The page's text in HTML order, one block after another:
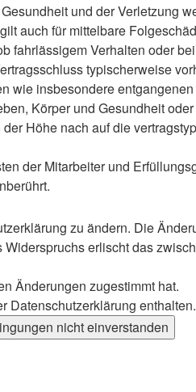
und der Verletzung
auch für mittelbare
Verhalten oder
typischerweise
wie insbesondere
Körper und Gesundheit
Höhe nach auf die
der Mitarbeiter und
zu ändern. Die
erlischt das
Änderungen zugestimmt hat.
Datenschutzerklärung enthalten.